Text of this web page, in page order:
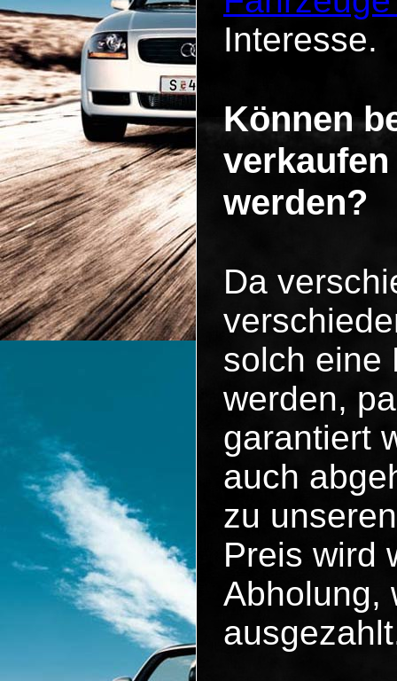
Interesse.
Können
werden?
Da
solch eine
werden,
garantiert
auch
zu
Preis wird
Abholung,